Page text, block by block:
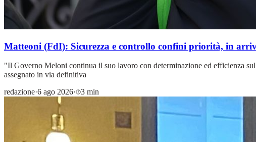
Matteoni (FdI): Sicurezza e controllo confini priorità, in
"Il Governo Meloni continua il suo lavoro con determinazione ed efficienza
assegnato in via definitiva
redazione·6 ago 2026· 3 min